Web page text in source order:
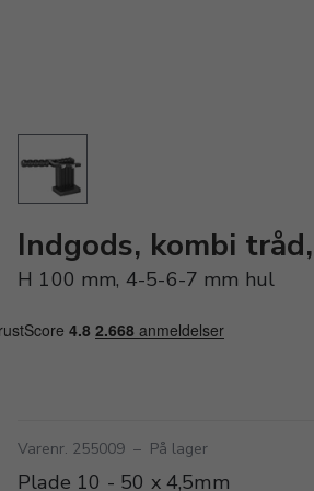
Indgods, kombi
H 100 mm, 4-5-6-7 mm hul
Varenr. 255009 – På lager
Plade 10 - 50 x 4,5mm